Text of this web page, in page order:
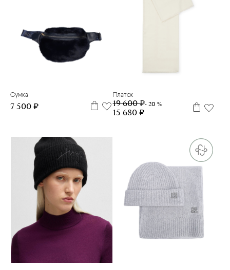
Сумка
7 500 ₽
90*90
Платок
19 600 ₽- 20 %
15 680 ₽